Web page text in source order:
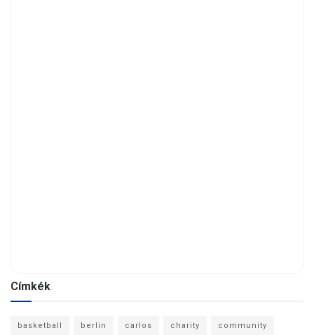
Címkék
basketball berlin carlos charity community